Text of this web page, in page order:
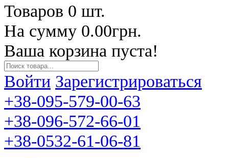
Товаров 0 шт.
На сумму 0.00грн.
Ваша корзина пуста!
Войти Зарегистрироваться
+38-095-579-00-63
+38-096-572-66-01
+38-0532-61-06-81